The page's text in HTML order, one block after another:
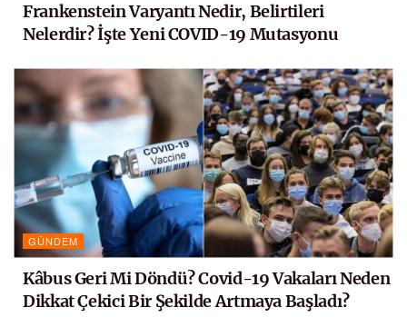
Frankenstein Varyantı Nedir, Belirtileri
Nelerdir? İşte Yeni COVID-19 Mutasyonu
GÜNDEM
Kâbus Geri Mi Döndü? Covid-19 Vakaları Neden
Dikkat Çekici Bir Şekilde Artmaya Başladı?